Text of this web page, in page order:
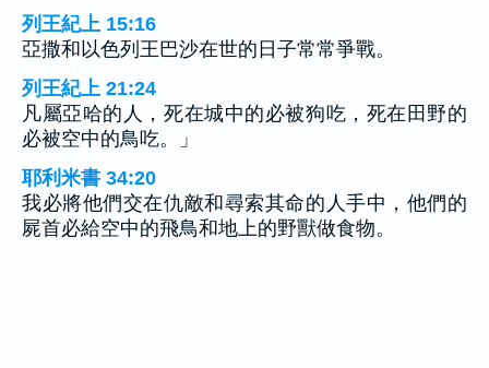
列王紀上 15:16
亞撒和以色列王巴沙在世的日子常常爭戰。
列王紀上 21:24
凡屬亞哈的人，死在城中的必被狗吃，死在田野的
必被空中的鳥吃。」
耶利米書 34:20
我必將他們交在仇敵和尋索其命的人手中，他們的
屍首必給空中的飛鳥和地上的野獸做食物。